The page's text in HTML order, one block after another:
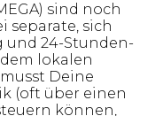
sind noch
separate, sich
und 24-Stunden-
lokalen
Deine
(oft über einen
können,